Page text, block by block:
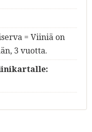
= Viiniä on
3 vuotta.